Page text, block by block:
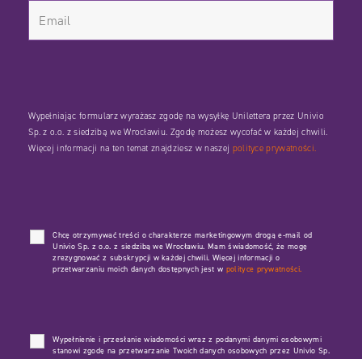
Wypełniając formularz wyrażasz zgodę na wysyłkę Unilettera przez Univio
Sp. z o.o. z siedzibą we Wrocławiu. Zgodę możesz wycofać w każdej chwili.
Więcej informacji na ten temat znajdziesz w naszej polityce prywatności.
Chcę otrzymywać treści o charakterze marketingowym drogą e-mail od
Univio Sp. z o.o. z siedzibą we Wrocławiu. Mam świadomość, że mogę
zrezygnować z subskrypcji w każdej chwili. Więcej informacji o
przetwarzaniu moich danych dostępnych jest w polityce prywatności.
Wypełnienie i przesłanie wiadomości wraz z podanymi danymi osobowymi
stanowi zgodę na przetwarzanie Twoich danych osobowych przez Univio Sp.